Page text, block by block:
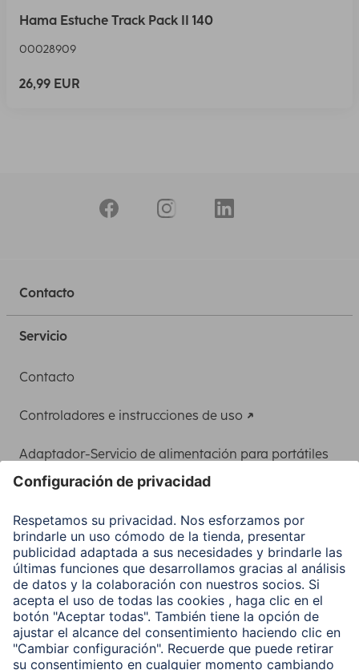
Hama Estuche Track Pack II 140
00028909
26,99 EUR
Contacto
Servicio
Contacto
Controladores e instrucciones de uso
Adaptador-Servicio de alimentación para portátiles
Clientes online
Conviértete en distribuidor
Compañía
Historia de la empresa